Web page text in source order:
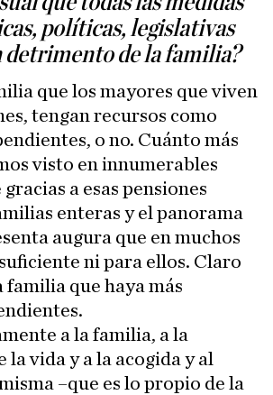
políticas, legislativas
detrimento de la familia?
que los mayores que viven
tengan recursos como
o no. Cuánto más
visto en innumerables
a esas pensiones
enteras y el panorama
augura que en muchos
ni para ellos. Claro
familia que haya más
a la familia, a la
la vida y a la acogida y al
–que es lo propio de la